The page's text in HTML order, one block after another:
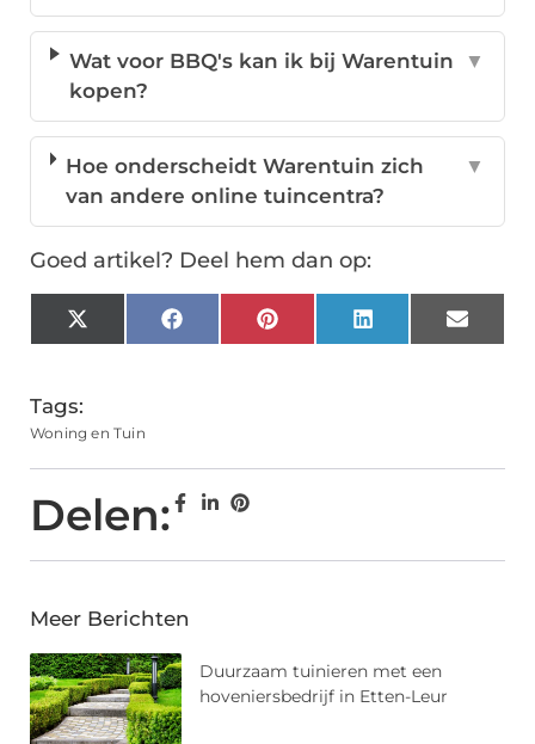
Wat voor BBQ's kan ik bij Warentuin
kopen?
▼
Hoe onderscheidt Warentuin zich
van andere online tuincentra?
▼
Goed artikel? Deel hem dan op:
X
(Twitter)
FacebookPinterestLinkedInEmail
Tags:
Woning en Tuin
Delen:
Meer Berichten
Duurzaam tuinieren met een
hoveniersbedrijf in Etten-Leur